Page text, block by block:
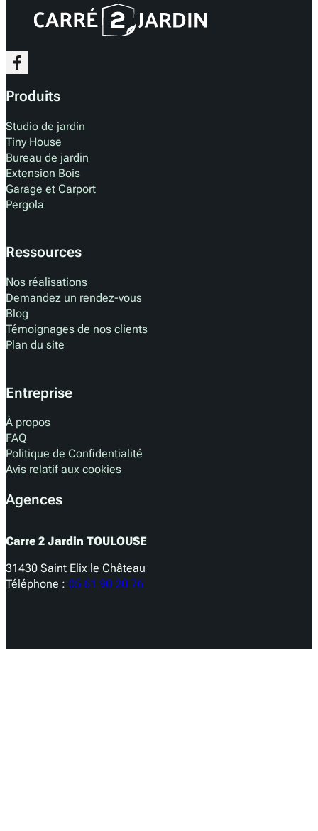
Produits
Studio de jardin
Tiny House
Bureau de jardin
Extension Bois
Garage et Carport
Pergola
Ressources
Nos réalisations
Demandez un rendez-vous
Blog
Témoignages de nos clients
Plan du site
Entreprise
À propos
FAQ
Politique de Confidentialité
Avis relatif aux cookies
Agences
Carre 2 Jardin TOULOUSE
31430 Saint Elix le Château
Téléphone : 05 61 90 20 76